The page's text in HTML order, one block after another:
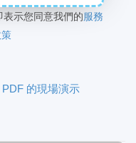
示您同意我們的服務
的現場演示